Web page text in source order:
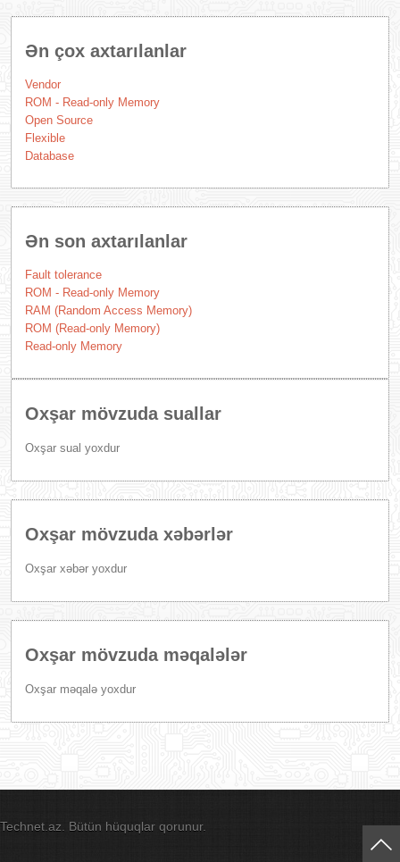
Ən çox axtarılanlar
Vendor
ROM - Read-only Memory
Open Source
Flexible
Database
Ən son axtarılanlar
Fault tolerance
ROM - Read-only Memory
RAM (Random Access Memory)
ROM (Read-only Memory)
Read-only Memory
Oxşar mövzuda suallar
Oxşar sual yoxdur
Oxşar mövzuda xəbərlər
Oxşar xəbər yoxdur
Oxşar mövzuda məqalələr
Oxşar məqalə yoxdur
Technet.az. Bütün hüquqlar qorunur.